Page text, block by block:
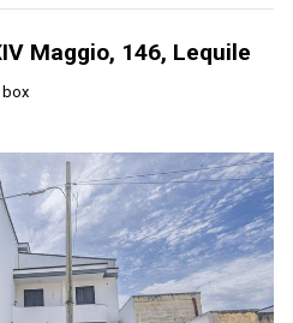
Maggio, 146, Lequile
box